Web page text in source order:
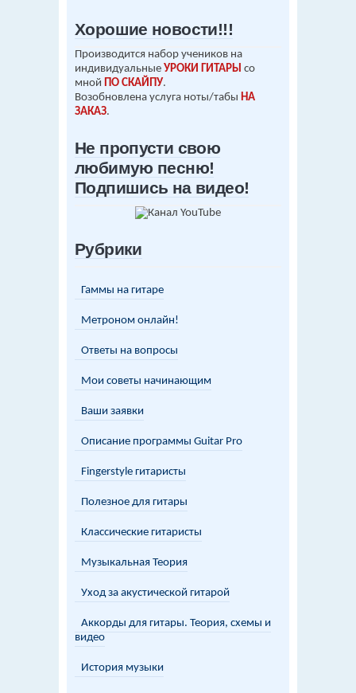
Хорошие новости!!!
Производится набор учеников на
индивидуальные УРОКИ ГИТАРЫ со
мной ПО СКАЙПУ.
Возобновлена услуга ноты/табы НА
ЗАКАЗ.
Не пропусти свою
любимую песню!
Подпишись на видео!
Рубрики
Гаммы на гитаре
Метроном онлайн!
Ответы на вопросы
Мои советы начинающим
Ваши заявки
Описание программы Guitar Pro
Fingerstyle гитаристы
Полезное для гитары
Классические гитаристы
Музыкальная Теория
Уход за акустической гитарой
Аккорды для гитары. Теория, схемы и
видео
История музыки